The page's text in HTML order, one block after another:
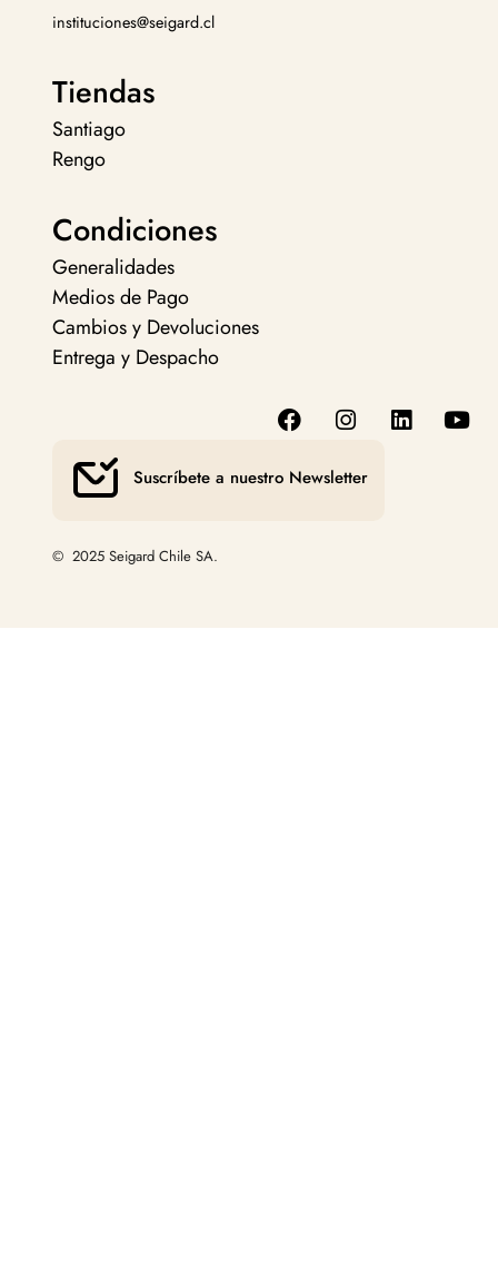
instituciones@seigard.cl
Tiendas
Santiago
Rengo
Condiciones
Generalidades
Medios de Pago
Cambios y Devoluciones
Entrega y Despacho
Suscríbete a nuestro Newsletter
© 2025 Seigard Chile SA.